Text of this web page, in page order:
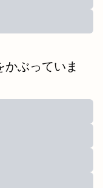
かぶっていま